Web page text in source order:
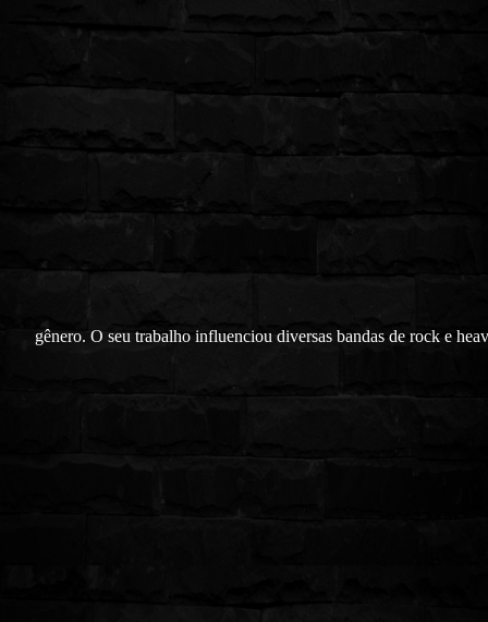
gênero. O seu trabalho influenciou diversas bandas de rock e